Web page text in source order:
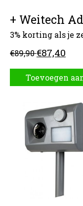
+ Weitech
3% korting als je
€89,90€87,40
Toevoegen
Carrousel van